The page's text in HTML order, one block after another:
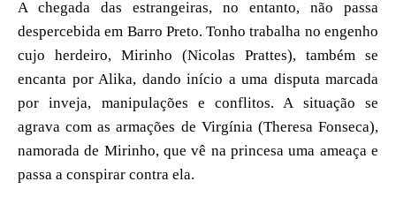
A chegada das estrangeiras, no entanto, não passa
despercebida em Barro Preto. Tonho trabalha no engenho
cujo herdeiro, Mirinho (Nicolas Prattes), também se
encanta por Alika, dando início a uma disputa marcada
por inveja, manipulações e conflitos. A situação se
agrava com as armações de Virgínia (Theresa Fonseca),
namorada de Mirinho, que vê na princesa uma ameaça e
passa a conspirar contra ela.